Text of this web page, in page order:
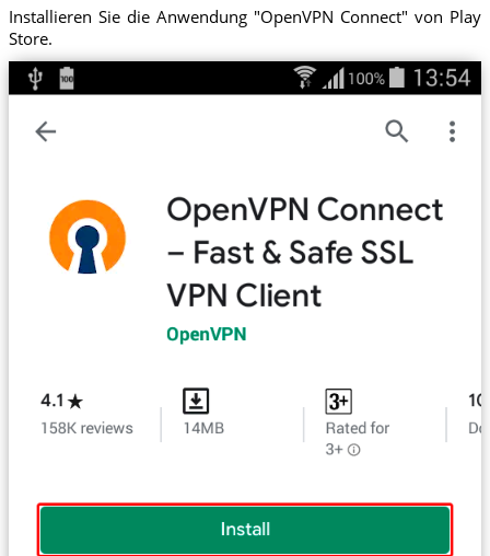
Installieren Sie die Anwendung "OpenVPN Connect" von Play
Store.